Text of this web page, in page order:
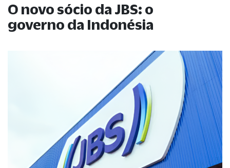
O novo sócio da JBS: o
governo da Indonésia